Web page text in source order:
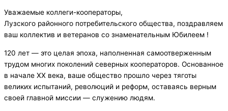
Уважаемые коллеги-кооператоры,
Лузского районного потребительского общества, поздравляем
ваш коллектив и ветеранов со знаменательным Юбилеем !
120 лет — это целая эпоха, наполненная самоотверженным
трудом многих поколений северных кооператоров. Основанное
в начале XX века, ваше общество прошло через тяготы
великих испытаний, революций и реформ, оставаясь верным
своей главной миссии — служению людям.